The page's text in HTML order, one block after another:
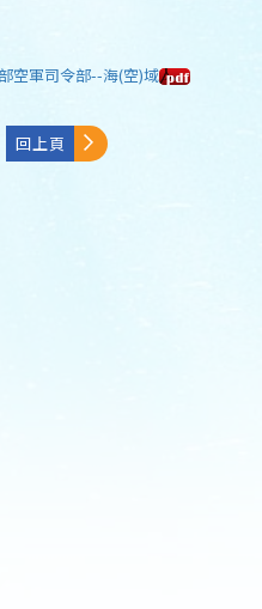
空軍司令部--海(空)域
回上頁